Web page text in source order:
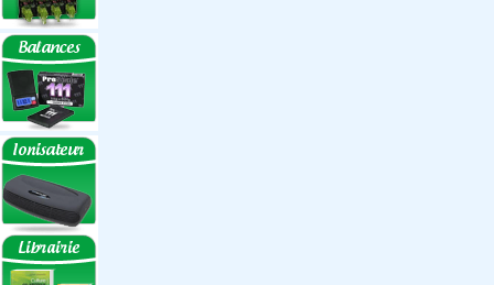
Dark Room II
GrowLab
Box par taille
Box 40 cm
Box 60 cm
Box 80-90 cm
Box 120 cm
Autres tailles Box